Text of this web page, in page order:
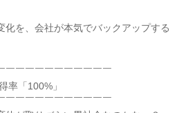
化を、会社が本気でバックアップする
￣￣￣￣￣￣￣￣￣￣￣
率「100%」
￣￣￣￣￣￣￣￣￣￣￣